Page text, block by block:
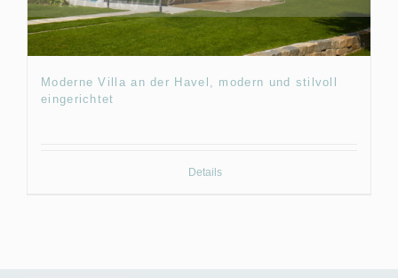
Moderne Villa an der Havel, modern und stilvoll
eingerichtet
Details